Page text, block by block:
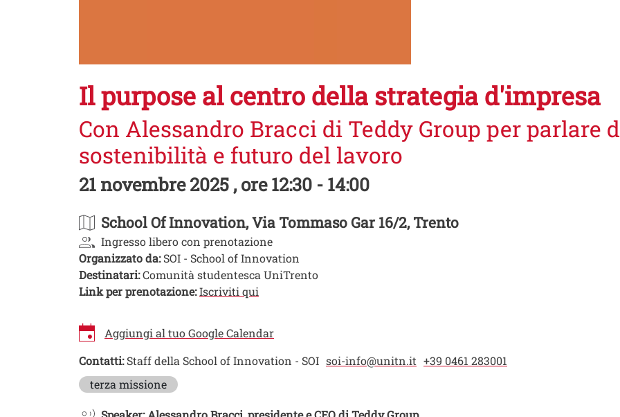
Il purpose al centro della strategia d'impresa
Con Alessandro Bracci di Teddy Group per parlare
sostenibilità e futuro del lavoro
21 novembre 2025 , ore 12:30 - 14:00
School Of Innovation, Via Tommaso Gar 16/2, Trento
Ingresso libero con prenotazione
Organizzato da:SOI - School of Innovation
Destinatari:Comunità studentesca UniTrento
Link per prenotazione:Iscriviti qui
Aggiungi al tuo Google Calendar
Contatti:Staff della School of Innovation - SOI soi-info@unitn.it +39 0461 283001
Image
terza missione